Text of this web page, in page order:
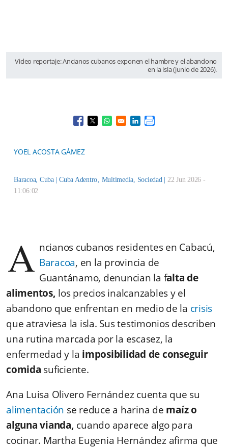
Video reportaje: Ancianos cubanos exponen el hambre y el abandono
en la isla (junio de 2026).
Opens in a new window
Opens in a new window
Opens in a new window
Opens in a new window
YOEL ACOSTA GÁMEZ
Cuba Adentro, Multimedia, Sociedad
22 Jun 2026 -
11:06:02
A ncianos cubanos residentes en Cabacú,
Baracoa, en la provincia de
Guantánamo, denuncian la falta de
alimentos, los precios inalcanzables y el
abandono que enfrentan en medio de la crisis
que atraviesa la isla. Sus testimonios describen
una rutina marcada por la escasez, la
enfermedad y la imposibilidad de conseguir
comida suficiente.
Ana Luisa Olivero Fernández cuenta que su
alimentación se reduce a harina de maíz o
alguna vianda, cuando aparece algo para
cocinar. Martha Eugenia Hernández afirma que